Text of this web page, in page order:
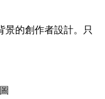
景的創作者設計。只